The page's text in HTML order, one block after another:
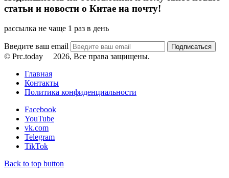
статьи и новости о Китае на почту!
рассылка не чаще 1 раз в день
Введите ваш email
© Prc.today
2026, Все права защищены.
Главная
Контакты
Политика конфиденциальности
Facebook
YouTube
vk.com
Telegram
TikTok
Back to top button